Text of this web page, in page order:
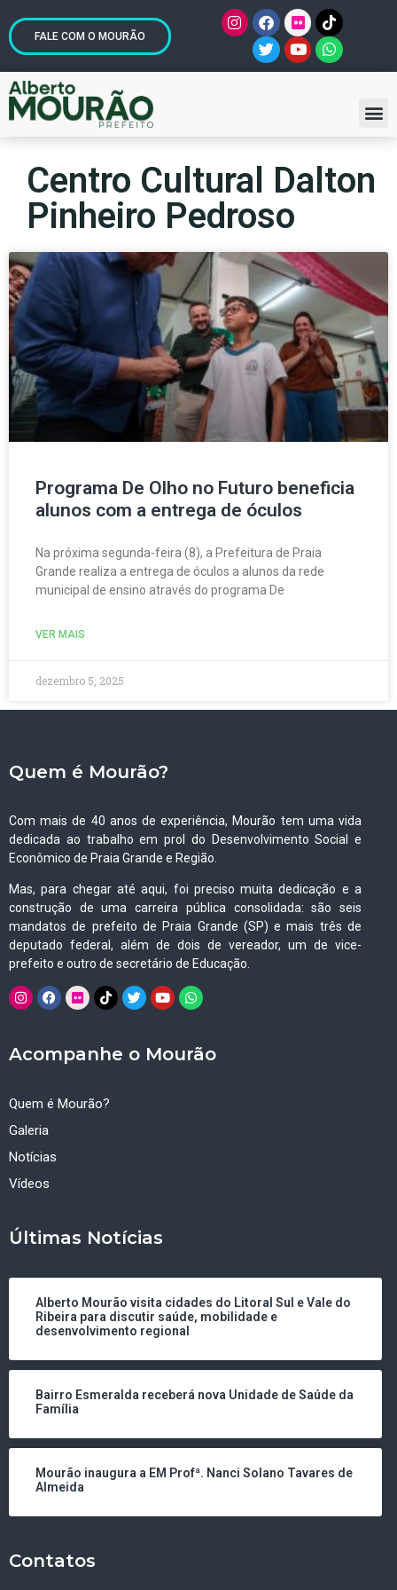
FALE COM O MOURÃO
Centro Cultural Dalton
Pinheiro Pedroso
Programa De Olho no Futuro beneficia
alunos com a entrega de óculos
Na próxima segunda-feira (8), a Prefeitura de Praia
Grande realiza a entrega de óculos a alunos da rede
municipal de ensino através do programa De
VER MAIS
dezembro 5, 2025
Quem é Mourão?
Com mais de 40 anos de experiência, Mourão tem uma vida
dedicada ao trabalho em prol do Desenvolvimento Social e
Econômico de Praia Grande e Região.
Mas, para chegar até aqui, foi preciso muita dedicação e a
construção de uma carreira pública consolidada: são seis
mandatos de prefeito de Praia Grande (SP) e mais três de
deputado federal, além de dois de vereador, um de vice-
prefeito e outro de secretário de Educação.
Acompanhe o Mourão
Quem é Mourão?
Galeria
Notícias
Vídeos
Últimas Notícias
Alberto Mourão visita cidades do Litoral Sul e Vale do
Ribeira para discutir saúde, mobilidade e
desenvolvimento regional
Bairro Esmeralda receberá nova Unidade de Saúde da
Família
Mourão inaugura a EM Profª. Nanci Solano Tavares de
Almeida
Contatos